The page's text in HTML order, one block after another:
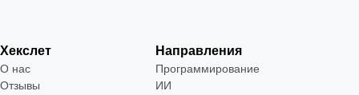
Хекслет
О нас
Отзывы
Направления
Программирование
ИИ